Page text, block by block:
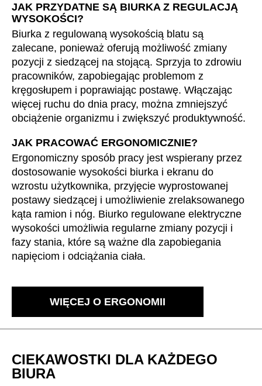
JAK PRZYDATNE SĄ BIURKA Z REGULACJĄ
WYSOKOŚCI?
Biurka z regulowaną wysokością blatu są
zalecane, ponieważ oferują możliwość zmiany
pozycji z siedzącej na stojącą. Sprzyja to zdrowiu
pracowników, zapobiegając problemom z
kręgosłupem i poprawiając postawę. Włączając
więcej ruchu do dnia pracy, można zmniejszyć
obciążenie organizmu i zwiększyć produktywność.
JAK PRACOWAĆ ERGONOMICZNIE?
Ergonomiczny sposób pracy jest wspierany przez
dostosowanie wysokości biurka i ekranu do
wzrostu użytkownika, przyjęcie wyprostowanej
postawy siedzącej i umożliwienie zrelaksowanego
kąta ramion i nóg. Biurko regulowane elektryczne
wysokości umożliwia regularne zmiany pozycji i
fazy stania, które są ważne dla zapobiegania
napięciom i odciążania ciała.
WIĘCEJ O ERGONOMII
CIEKAWOSTKI DLA KAŻDEGO
BIURA